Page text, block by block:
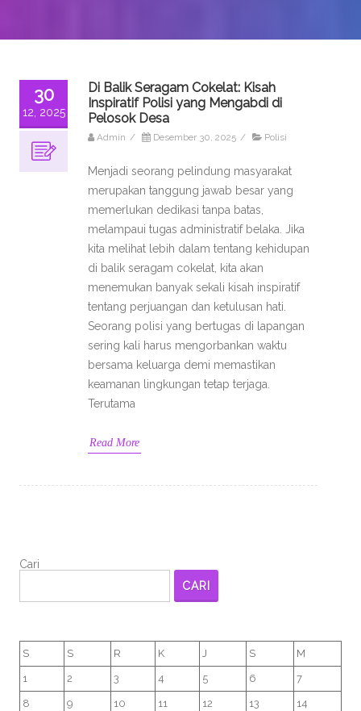
30
12, 2025
Di Balik Seragam Cokelat: Kisah
Inspiratif Polisi yang Mengabdi di
Pelosok Desa
Admin / Desember 30, 2025 / Polisi
Menjadi seorang pelindung masyarakat
merupakan tanggung jawab besar yang
memerlukan dedikasi tanpa batas,
melampaui tugas administratif belaka. Jika
kita melihat lebih dalam tentang kehidupan
di balik seragam cokelat, kita akan
menemukan banyak sekali kisah inspiratif
tentang perjuangan dan ketulusan hati.
Seorang polisi yang bertugas di lapangan
sering kali harus mengorbankan waktu
bersama keluarga demi memastikan
keamanan lingkungan tetap terjaga.
Terutama
Read More
Cari
CARI
S S R K J S M
1 2 3 4 5 6 7
8 9 10 11 12 13 14